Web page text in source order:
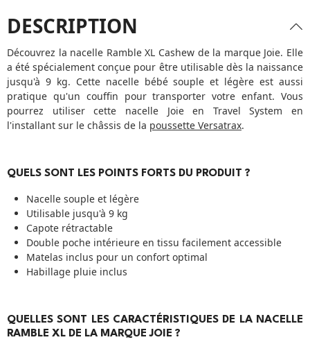
DESCRIPTION
Découvrez la nacelle Ramble XL Cashew de la marque Joie. Elle
a été spécialement conçue pour être utilisable dès la naissance
jusqu'à 9 kg. Cette nacelle bébé souple et légère est aussi
pratique qu'un couffin pour transporter votre enfant. Vous
pourrez utiliser cette nacelle Joie en Travel System en
l'installant sur le châssis de la poussette Versatrax.
QUELS SONT LES POINTS FORTS DU PRODUIT ?
Nacelle souple et légère
Utilisable jusqu'à 9 kg
Capote rétractable
Double poche intérieure en tissu facilement accessible
Matelas inclus pour un confort optimal
Habillage pluie inclus
QUELLES SONT LES CARACTÉRISTIQUES DE LA NACELLE
RAMBLE XL DE LA MARQUE JOIE ?